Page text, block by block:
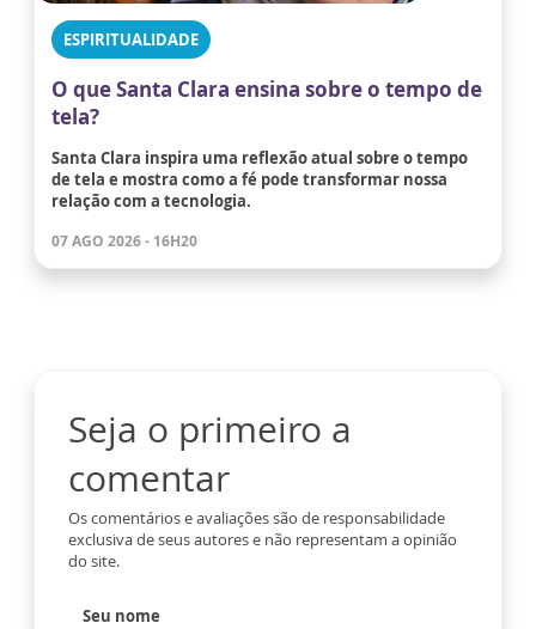
ESPIRITUALIDADE
O que Santa Clara ensina sobre o tempo de
tela?
Santa Clara inspira uma reflexão atual sobre o tempo
de tela e mostra como a fé pode transformar nossa
relação com a tecnologia.
07 AGO 2026 - 16H20
Seja o primeiro a
comentar
Os comentários e avaliações são de responsabilidade
exclusiva de seus autores e não representam a opinião
do site.
Seu nome